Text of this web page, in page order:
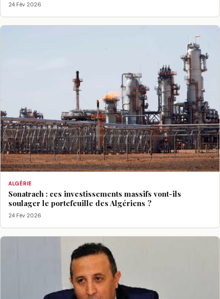
24 Fév 2026
ALGÉRIE
Sonatrach : ces investissements massifs vont-ils
soulager le portefeuille des Algériens ?
24 Fév 2026